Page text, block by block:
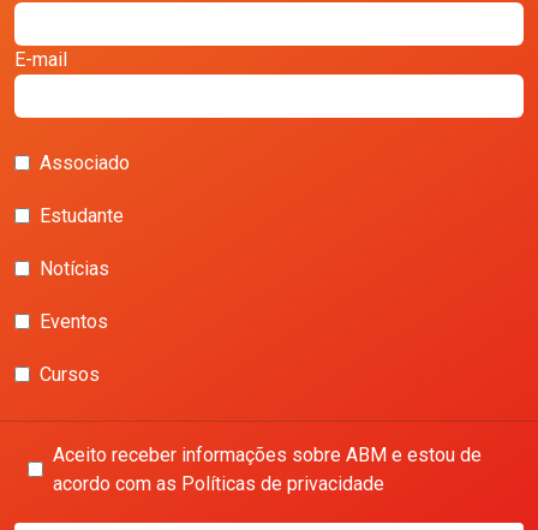
E-mail
Associado
Estudante
Notícias
Eventos
Cursos
Aceito receber informações sobre ABM e estou de
acordo com as Políticas de privacidade